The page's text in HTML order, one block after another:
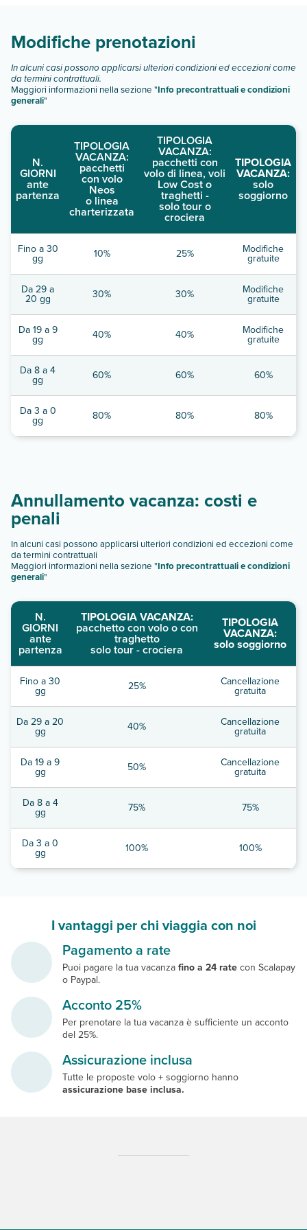
Modifiche prenotazioni
In alcuni casi possono applicarsi ulteriori condizioni ed eccezioni come
da termini contrattuali.
Maggiori informazioni nella sezione "Info precontrattuali e condizioni
generali"
N.
GIORNI
ante
partenza
TIPOLOGIA
VACANZA:
pacchetti
con volo
Neos
o linea
charterizzata
TIPOLOGIA
VACANZA:
pacchetti con
volo di linea, voli
Low Cost o
traghetti -
solo tour o
crociera
TIPOLOGIA
VACANZA:
solo
soggiorno
Fino a 30
gg 10% 25% Modifiche
gratuite
Da 29 a
20 gg 30% 30% Modifiche
gratuite
Da 19 a 9
gg 40% 40% Modifiche
gratuite
Da 8 a 4
gg 60% 60% 60%
Da 3 a 0
gg 80% 80% 80%
Annullamento vacanza: costi e
penali
In alcuni casi possono applicarsi ulteriori condizioni ed eccezioni come
da termini contrattuali
Maggiori informazioni nella sezione "Info precontrattuali e condizioni
generali"
N.
GIORNI
ante
partenza
TIPOLOGIA VACANZA:
pacchetto con volo o con
traghetto
solo tour - crociera
TIPOLOGIA
VACANZA:
solo soggiorno
Fino a 30
gg 25% Cancellazione
gratuita
Da 29 a 20
gg 40% Cancellazione
gratuita
Da 19 a 9
gg 50% Cancellazione
gratuita
Da 8 a 4
gg 75% 75%
Da 3 a 0
gg 100% 100%
I vantaggi per chi viaggia con noi
Pagamento a rate
Puoi pagare la tua vacanzafino a 24 ratecon Scalapay
o Paypal.
Acconto 25%
Per prenotare la tua vacanza è sufficiente un acconto
del 25%.
Assicurazione inclusa
Tutte le proposte volo + soggiorno hanno
assicurazione base inclusa.